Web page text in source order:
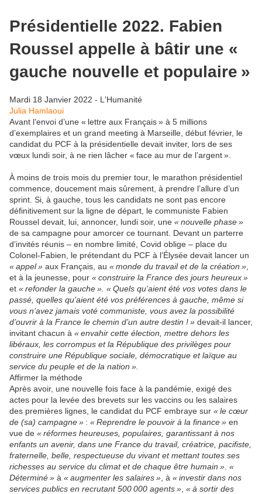
Présidentielle 2022. Fabien
Roussel appelle à bâtir une «
gauche nouvelle et populaire »
Mardi 18 Janvier 2022 - L'Humanité
Julia Hamlaoui
Avant l’envoi d’une « lettre aux Français » à 5 millions
d’exemplaires et un grand meeting à Marseille, début février, le
candidat du PCF à la présidentielle devait inviter, lors de ses
vœux lundi soir, à ne rien lâcher « face au mur de l’argent ».
À moins de trois mois du premier tour, le marathon présidentiel
commence, doucement mais sûrement, à prendre l’allure d’un
sprint. Si, à gauche, tous les candidats ne sont pas encore
définitivement sur la ligne de départ, le communiste Fabien
Roussel devait, lui, annoncer, lundi soir, une « nouvelle phase »
de sa campagne pour amorcer ce tournant. Devant un parterre
d’invités réunis – en nombre limité, Covid oblige – place du
Colonel-Fabien, le prétendant du PCF à l’Élysée devait lancer un
« appel » aux Français, au « monde du travail et de la création »
et à la jeunesse, pour « construire la France des jours heureux »
et « refonder la gauche ». « Quels qu’aient été vos votes dans le
passé, quelles qu’aient été vos préférences à gauche, même si
vous n’avez jamais voté communiste, vous avez la possibilité
d’ouvrir à la France le chemin d’un autre destin ! » devait-il lancer,
invitant chacun à « envahir cette élection, mettre dehors les
libéraux, les corrompus et la République des privilèges pour
construire une République sociale, démocratique et laïque au
service du peuple et de la nation ».
Affirmer la méthode
Après avoir, une nouvelle fois face à la pandémie, exigé des
actes pour la levée des brevets sur les vaccins ou les salaires
des premières lignes, le candidat du PCF embraye sur « le cœur
de (sa) campagne » : « Reprendre le pouvoir à la finance » en
vue de « réformes heureuses, populaires, garantissant à nos
enfants un avenir, dans une France du travail, créatrice, pacifiste,
fraternelle, belle, respectueuse du vivant et mettant toutes ses
richesses au service du climat et de chaque être humain » «
Déterminé » à « augmenter les salaires » , à « investir dans nos
services publics en recrutant 500 000 agents » « à sortir des